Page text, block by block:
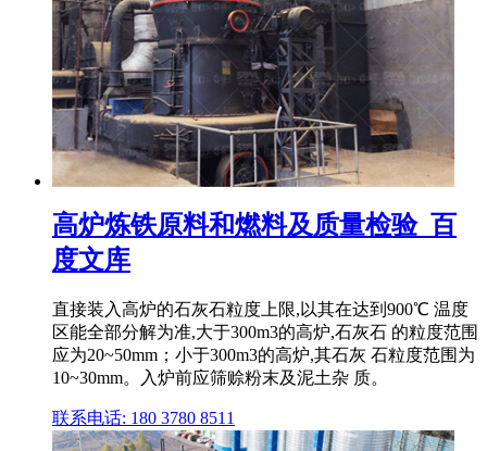
高炉炼铁原料和燃料及质量检验_百
度文库
直接装入高炉的石灰石粒度上限,以其在达到900℃ 温度
区能全部分解为准,大于300m3的高炉,石灰石 的粒度范围
应为20~50mm；小于300m3的高炉,其石灰 石粒度范围为
10~30mm。入炉前应筛赊粉末及泥土杂 质。
联系电话: 180 3780 8511